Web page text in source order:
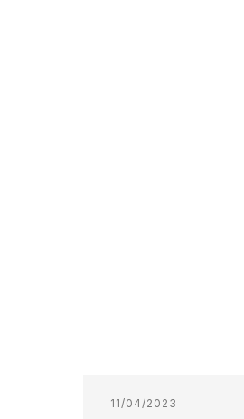
11/04/2023